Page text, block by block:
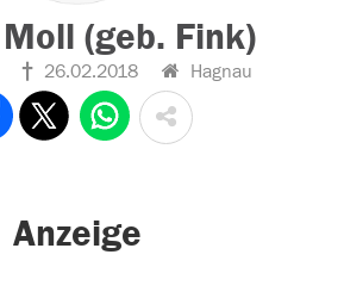
(geb. Fink)
26.02.2018 Hagnau
Anzeige